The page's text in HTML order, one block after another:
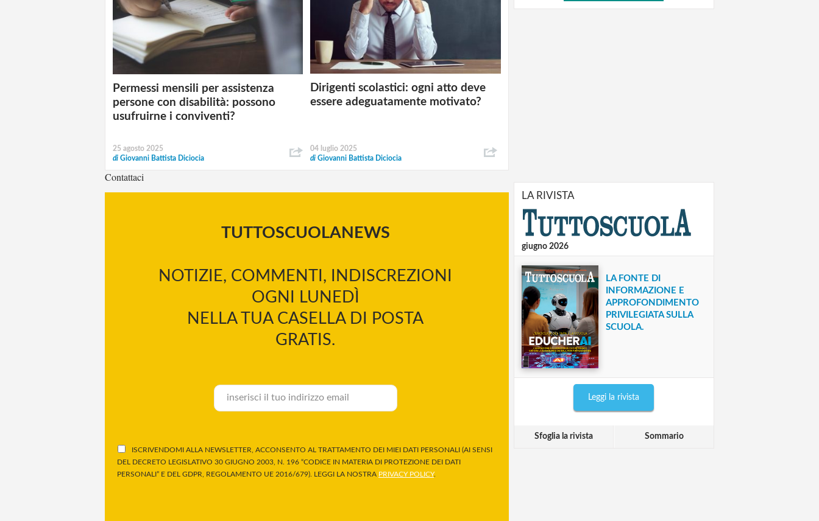
Permessi mensili per assistenza
persone con disabilità: possono
usufruirne i conviventi?
25 agosto 2025
di Giovanni Battista Diciocia
Dirigenti scolastici: ogni atto deve
essere adeguatamente motivato?
04 luglio 2025
diGiovanni Battista Diciocia
Contattaci
TUTTOSCUOLANEWS
NOTIZIE, COMMENTI, INDISCREZIONI
OGNI LUNEDÌ
NELLA TUA CASELLA DI POSTA
GRATIS.
ISCRIVENDOMI ALLA NEWSLETTER, ACCONSENTO AL TRATTAMENTO DEI MIEI DATI PERSONALI (AI SENSI
DEL DECRETO LEGISLATIVO 30 GIUGNO 2003, N. 196 “CODICE IN MATERIA DI PROTEZIONE DEI DATI
PERSONALI” E DEL GDPR, REGOLAMENTO UE 2016/679). LEGGI LA NOSTRA PRIVACY POLICY.
LA RIVISTA
giugno 2026
LA FONTE DI
INFORMAZIONE E
APPROFONDIMENTO
PRIVILEGIATA SULLA
SCUOLA.
Leggi la rivista
Sfoglia la rivista Sommario